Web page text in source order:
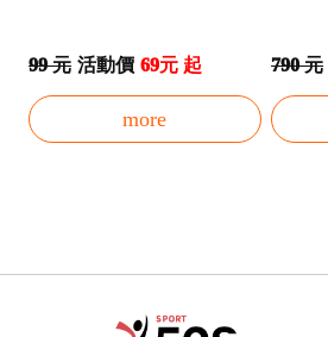
99 元 活動價 69元 起
more
790 元